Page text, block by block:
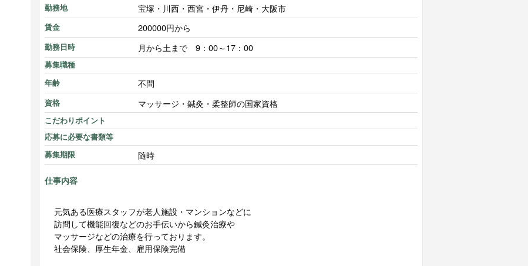
勤務地 宝塚・川西・西宮・伊丹・尼崎・大阪市
賃金 200000円から
勤務日時 月から土まで 9：00～17：00
募集職種
年齢
不問
資格 マッサージ・鍼灸・柔整師の国家資格
こだわりポイント
応募に必要な書類等
募集期限
随時
仕事内容
元気ある医療スタッフが老人施設・マンションなどに
訪問して機能回復などのお手伝いから鍼灸治療や
マッサージなどの治療を行っております。
社会保険、厚生年金、雇用保険完備